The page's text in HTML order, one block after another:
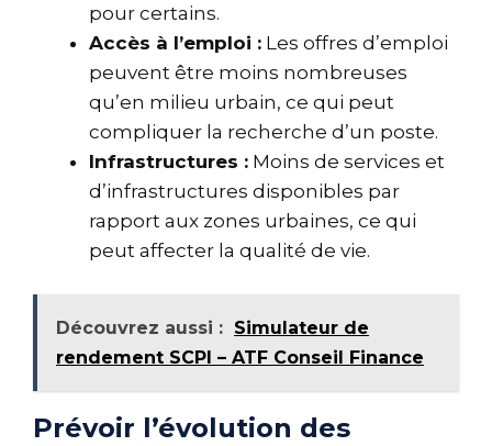
pour certains.
Accès à l’emploi : Les offres d’emploi
peuvent être moins nombreuses
qu’en milieu urbain, ce qui peut
compliquer la recherche d’un poste.
Infrastructures : Moins de services et
d’infrastructures disponibles par
rapport aux zones urbaines, ce qui
peut affecter la qualité de vie.
Découvrez aussi : Simulateur de
rendement SCPI – ATF Conseil Finance
Prévoir l’évolution des